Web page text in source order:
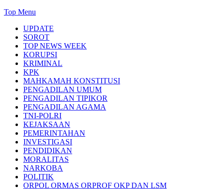
Top Menu
UPDATE
SOROT
TOP NEWS WEEK
KORUPSI
KRIMINAL
KPK
MAHKAMAH KONSTITUSI
PENGADILAN UMUM
PENGADILAN TIPIKOR
PENGADILAN AGAMA
TNI-POLRI
KEJAKSAAN
PEMERINTAHAN
INVESTIGASI
PENDIDIKAN
MORALITAS
NARKOBA
POLITIK
ORPOL ORMAS ORPROF OKP DAN LSM